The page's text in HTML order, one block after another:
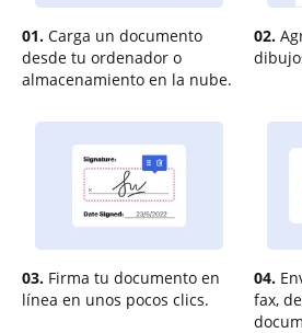
01. Carga un documento
desde tu ordenador o
almacenamiento en la nube.
02.
03. Firma tu documento en
línea en unos pocos clics.
04.
fax,